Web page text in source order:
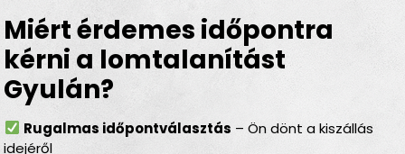
Miért érdemes időpontra
kérni a lomtalanítást
Gyulán?
Rugalmas időpontválasztás – Ön dönt a kiszállás
idejéről